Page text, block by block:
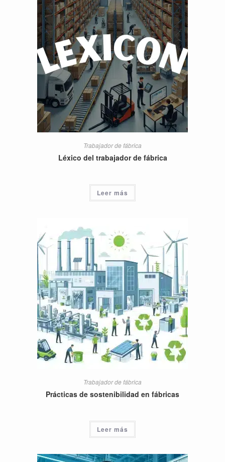
Trabajador de fábrica
Léxico del trabajador de fábrica
Leer más
Trabajador de fábrica
Prácticas de sostenibilidad en fábricas
Leer más